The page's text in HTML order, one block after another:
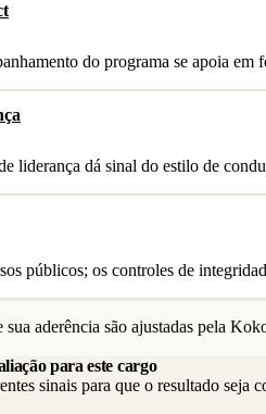
do programa se apoia em
liderança dá sinal do estilo de
públicos; os controles de
aderência são ajustadas pela
para este cargo
sinais para que o resultado seja